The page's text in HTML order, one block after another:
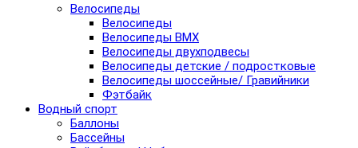
Велосипеды
Велосипеды
Велосипеды BMX
Велосипеды двухподвесы
Велосипеды детские / подростковые
Велосипеды шоссейные/ Гравийники
Фэтбайк
Водный спорт
Баллоны
Бассейны